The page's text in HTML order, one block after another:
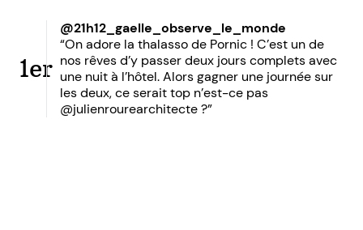
1er
@21h12_gaelle_observe_le_monde
“On adore la thalasso de Pornic ! C’est un de
nos rêves d’y passer deux jours complets avec
une nuit à l’hôtel. Alors gagner une journée sur
les deux, ce serait top n’est-ce pas
@julienrourearchitecte ?”